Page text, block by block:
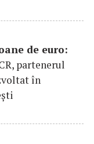
de euro:
partenerul
în